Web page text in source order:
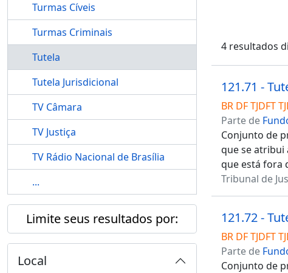
Turmas Cíveis
Turmas Criminais
Tutela
Tutela Jurisdicional
TV Câmara
TV Justiça
TV Rádio Nacional de Brasília
...
Limite seus resultados por:
Local
4 resultados
121.71 -
BR DF TJDFT
Parte de
Conjunto de
que se atribui
que está fora
Tribunal de
121.72 -
BR DF TJDFT
Parte de
Conjunto de